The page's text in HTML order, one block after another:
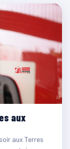
aux
aux Terres